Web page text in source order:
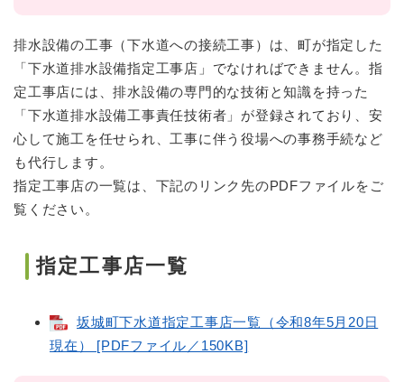
排水設備の工事（下水道への接続工事）は、町が指定した
「下水道排水設備指定工事店」でなければできません。指
定工事店には、排水設備の専門的な技術と知識を持った
「下水道排水設備工事責任技術者」が登録されており、安
心して施工を任せられ、工事に伴う役場への事務手続など
も代行します。
指定工事店の一覧は、下記のリンク先のPDFファイルをご
覧ください。
指定工事店一覧
坂城町下水道指定工事店一覧（令和8年5月20日
現在） [PDFファイル／150KB]